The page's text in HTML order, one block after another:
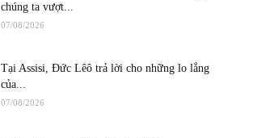
chúng ta vượt...
07/08/2026
Tại Assisi, Đức Lêô trả lời cho những lo lắng
của...
07/08/2026